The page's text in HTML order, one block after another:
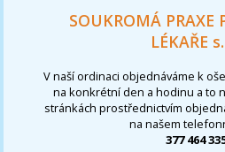
SOUKROMÁ PRAXE
LÉKAŘE
V naší ordinaci objednáváme k
na konkrétní den a hodinu a to
stránkách prostřednictvím
na našem
377 464